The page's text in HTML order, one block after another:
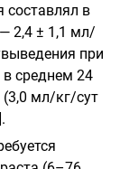
составлял в
2,4 ± 1,1 мл/
при
в среднем 24
мл/кг/сут